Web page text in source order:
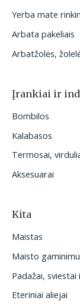
Yerba mate
Arbata pakeliais
Arbatžolės,
Įrankiai ir
Bombilos
Kalabasos
Termosai,
Aksesuarai
Kita
Maistas
Maisto
Padažai, sviestai
Eteriniai aliejai